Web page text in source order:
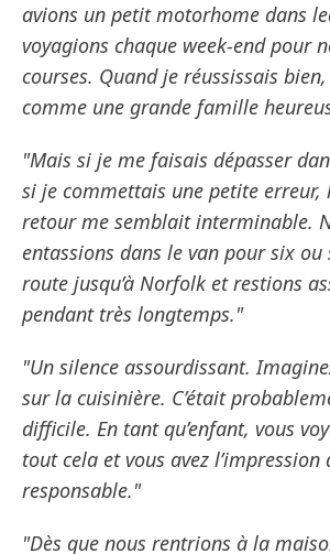
avions un petit motorhome dans
voyagions chaque week-end pour
courses. Quand je réussissais
comme une grande famille
"Mais si je me faisais dépasser
si je commettais une petite
retour me semblait interminable.
entassions dans le van pour six ou
route jusqu’à Norfolk et restions
pendant très longtemps."
"Un silence assourdissant.
sur la cuisinière. C’était
difficile. En tant qu’enfant, vous
tout cela et vous avez l’impression
responsable."
"Dès que nous rentrions à la